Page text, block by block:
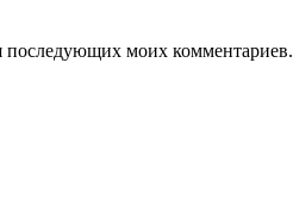
последующих моих комментариев.